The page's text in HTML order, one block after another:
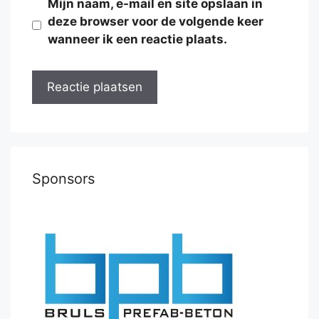
Mijn naam, e-mail en site opslaan in
deze browser voor de volgende keer
wanneer ik een reactie plaats.
Sponsors